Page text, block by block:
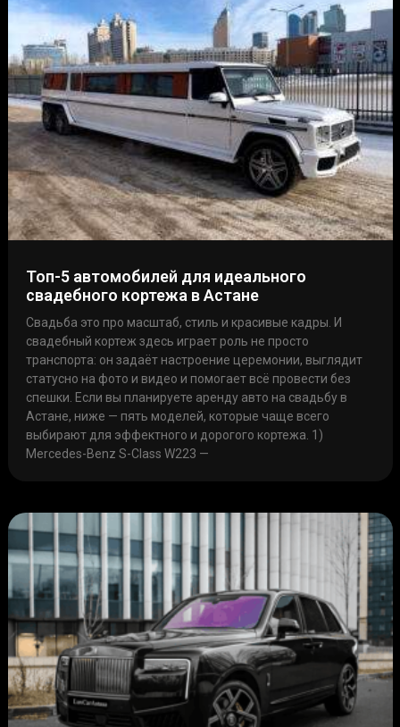
Топ-5 автомобилей для идеального
свадебного кортежа в Астане
Свадьба это про масштаб, стиль и красивые кадры. И
свадебный кортеж здесь играет роль не просто
транспорта: он задаёт настроение церемонии, выглядит
статусно на фото и видео и помогает всё провести без
спешки. Если вы планируете аренду авто на свадьбу в
Астане, ниже — пять моделей, которые чаще всего
выбирают для эффектного и дорогого кортежа. 1)
Mercedes-Benz S-Class W223 —